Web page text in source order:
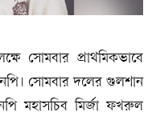
সোমবার প্রাথমিকভাবে
সোমবার দলের গুলশান
মহাসচিব মির্জা ফখরুল